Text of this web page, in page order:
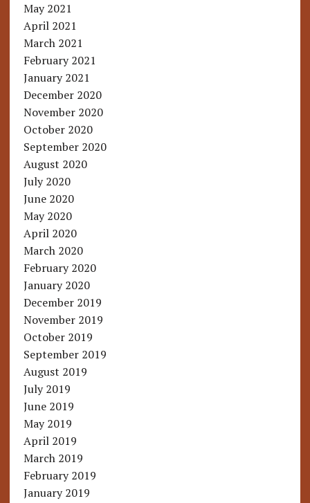
May 2021
April 2021
March 2021
February 2021
January 2021
December 2020
November 2020
October 2020
September 2020
August 2020
July 2020
June 2020
May 2020
April 2020
March 2020
February 2020
January 2020
December 2019
November 2019
October 2019
September 2019
August 2019
July 2019
June 2019
May 2019
April 2019
March 2019
February 2019
January 2019